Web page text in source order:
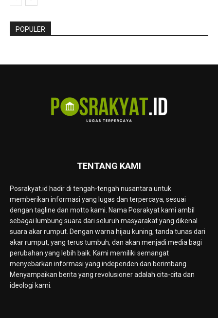
POPULER
TENTANG KAMI
Posrakyat.id hadir di tengah-tengah nusantara untuk
memberikan informasi yang lugas dan terpercaya, sesuai
dengan tagline dan motto kami. Nama Posrakyat kami ambil
sebagai lumbung suara dari seluruh masyarakat yang dikenal
suara akar rumput. Dengan warna hijau kuning, tanda tunas dari
akar rumput, yang terus tumbuh, dan akan menjadi media bagi
perubahan yang lebih baik. Kami memiliki semangat
menyebarkan informasi yang independen dan berimbang.
Menyampaikan berita yang revolusioner adalah cita-cita dan
ideologi kami.